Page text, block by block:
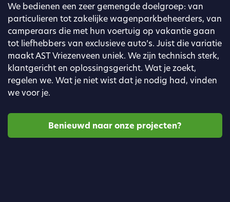
We bedienen een zeer gemengde doelgroep: van
particulieren tot zakelijke wagenparkbeheerders, van
camperaars die met hun voertuig op vakantie gaan
tot liefhebbers van exclusieve auto’s. Juist die variatie
maakt AST Vriezenveen uniek. We zijn technisch sterk,
klantgericht en oplossingsgericht. Wat je zoekt,
regelen we. Wat je niet wist dat je nodig had, vinden
we voor je.
Benieuwd naar onze projecten?